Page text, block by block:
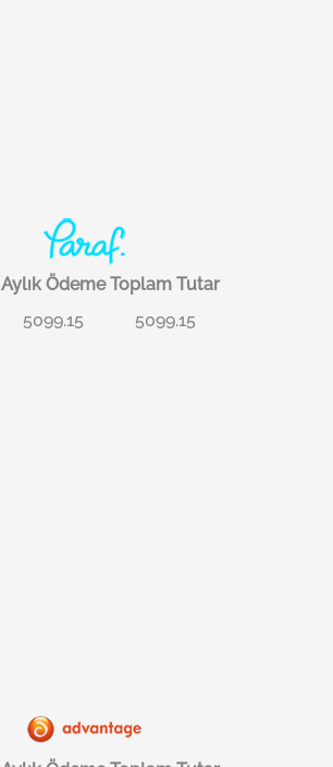
Aylık Ödeme Toplam Tutar
5099.15 5099.15